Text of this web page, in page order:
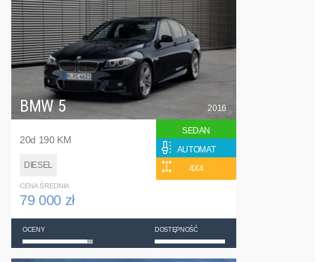
BMW 5
20d 190 KM
DIESEL
2016
SEDAN
AUTOMAT
4X4
CENA ŚREDNIA
79 000 zł
OCENY DOSTĘPNOŚĆ